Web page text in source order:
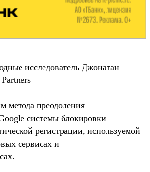
исследователь Джонатан
метода преодоления
системы блокировки
регистрации, используемой
сервисах и